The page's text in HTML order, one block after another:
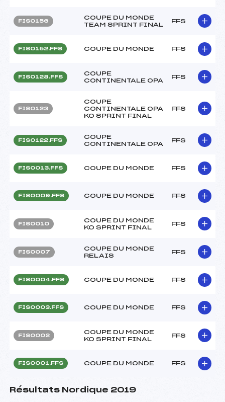
FIS0156
COUPE DU MONDE
TEAM SPRINT FINAL
FFS
FIS0152.FFS COUPE DU MONDE FFS
FIS0128.FFS
COUPE
CONTINENTALE OPA
FFS
FIS0123
COUPE
CONTINENTALE OPA
KO SPRINT FINAL
FFS
FIS0122.FFS
COUPE
CONTINENTALE OPA
FFS
FIS0013.FFS COUPE DU MONDE FFS
FIS0009.FFS COUPE DU MONDE FFS
FIS0010
COUPE DU MONDE
KO SPRINT FINAL
FFS
FIS0007
COUPE DU MONDE
RELAIS
FFS
FIS0004.FFS COUPE DU MONDE FFS
FIS0003.FFS COUPE DU MONDE FFS
FIS0002
COUPE DU MONDE
KO SPRINT FINAL
FFS
FIS0001.FFS COUPE DU MONDE FFS
Résultats Nordique 2019